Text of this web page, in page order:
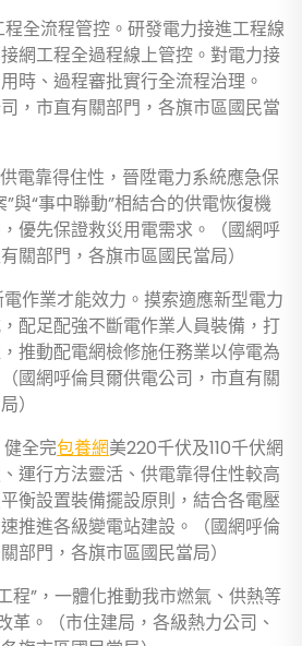
程全流程管控。研發電力接進工程線
網工程全過程線上管控。對電力接
時、過程審批實行全流程治理。
，市直有關部門，各旗市區國民當
供電靠得住性，晉陞電力系統應急保
與“事中聯動”相結合的供電恢復機
優先保證救災用電需求。（國網呼
關部門，各旗市區國民當局）
電作業才能效力。摸索適應新型電力
配足配強不斷電作業人員裝備，打
推動配電網檢修施任務業以停電為
國網呼倫貝爾供電公司，市直有關
）
健全完包養網美220千伏及110千伏網
運行方法靈活、供電靠得住性較高
衡設置裝備擺設原則，結合各電壓
推進各級變電站建設。（國網呼倫
部門，各旗市區國民當局）
程”，一體化推動我市燃氣、供熱等
革。（市住建局，各級熱力公司、